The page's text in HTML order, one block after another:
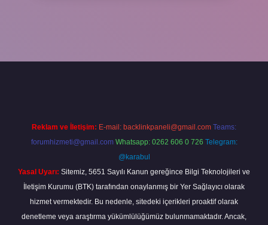
Reklam ve İletişim: E-mail: backlinkpaneli@gmail.com Teams:
forumhizmeti@gmail.com Whatsapp: 0262 606 0 726 Telegram:
@karabul
Yasal Uyarı: Sitemiz, 5651 Sayılı Kanun gereğince Bilgi Teknolojileri ve
İletişim Kurumu (BTK) tarafından onaylanmış bir Yer Sağlayıcı olarak
hizmet vermektedir. Bu nedenle, sitedeki içerikleri proaktif olarak
denetleme veya araştırma yükümlülüğümüz bulunmamaktadır. Ancak,